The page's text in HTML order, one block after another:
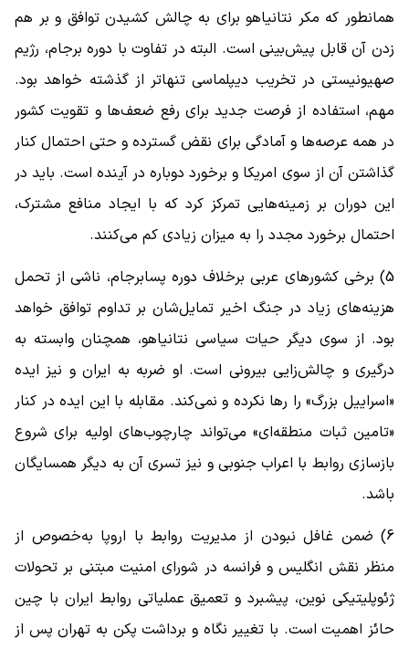
همانطور که مکر نتانیاهو برای به چالش کشیدن توافق و بر هم
زدن آن قابل پیش‌بینی است. البته در تفاوت با دوره برجام، رژیم
صهیونیستی در تخریب دیپلماسی تنهاتر از گذشته خواهد بود.
مهم، استفاده از فرصت جدید برای رفع ضعف‌ها و تقویت کشور
در همه عرصه‌ها و آمادگی برای نقض گسترده و حتی احتمال کنار
گذاشتن آن از سوی امریکا و برخورد دوباره در آینده است. باید در
این دوران بر زمینه‌هایی تمرکز کرد که با ایجاد منافع مشترک،
احتمال برخورد مجدد را به میزان زیادی کم می‌کنند.
5) برخی کشورهای عربی برخلاف دوره پسابرجام، ناشی از تحمل
هزینه‌های زیاد در جنگ اخیر تمایل‌شان بر تداوم توافق خواهد
بود. از سوی دیگر حیات سیاسی نتانیاهو، همچنان وابسته به
درگیری و چالش‌زایی بیرونی است. او ضربه به ایران و نیز ایده
«اسراییل بزرگ» را رها نکرده و نمی‌کند. مقابله با این ایده در کنار
«تامین ثبات منطقه‌ای» می‌تواند چارچوب‌های اولیه برای شروع
بازسازی روابط با اعراب جنوبی و نیز تسری آن به دیگر همسایگان
باشد.
6) ضمن غافل نبودن از مدیریت روابط با اروپا به‌خصوص از
منظر نقش انگلیس و فرانسه در شورای امنیت مبتنی بر تحولات
ژئوپلیتیکی نوین، پیشبرد و تعمیق عملیاتی روابط ایران با چین
حائز اهمیت است. با تغییر نگاه و برداشت پکن به تهران پس از